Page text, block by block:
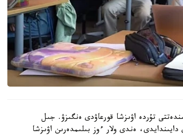
تۇردە اۋىزشا قورعاۋدى ەنگىزۋ. جىل
دايىندايدى، ەندى ولار ءوز بىلىمدەرىن اۋىزشا